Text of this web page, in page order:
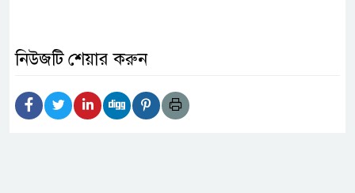
নিউজটি শেয়ার করুন